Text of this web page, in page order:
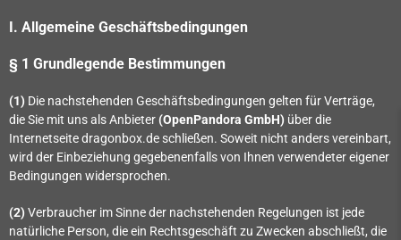
I. Allgemeine Geschäftsbedingungen
§ 1 Grundlegende Bestimmungen
(1) Die nachstehenden Geschäftsbedingungen gelten für Verträge,
die Sie mit uns als Anbieter (OpenPandora GmbH) über die
Internetseite dragonbox.de schließen. Soweit nicht anders vereinbart,
wird der Einbeziehung gegebenenfalls von Ihnen verwendeter eigener
Bedingungen widersprochen.
(2) Verbraucher im Sinne der nachstehenden Regelungen ist jede
natürliche Person, die ein Rechtsgeschäft zu Zwecken abschließt, die